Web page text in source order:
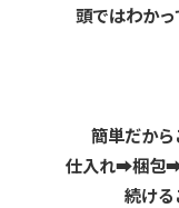
頭ではわか
簡単だから
仕入れ➡︎梱包➡︎
続ける